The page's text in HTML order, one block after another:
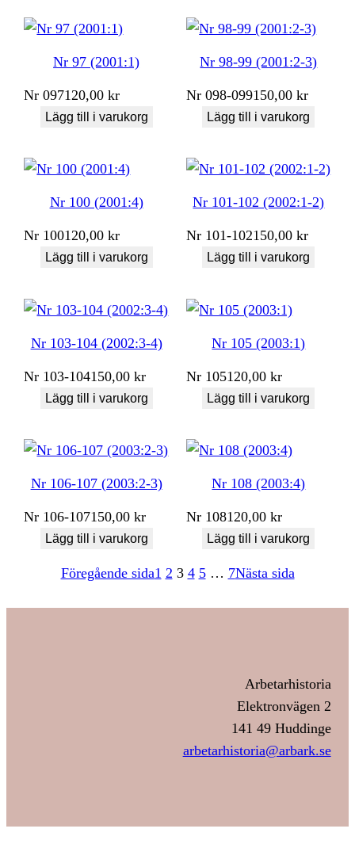
Nr 97 (2001:1)
Nr 097120,00kr
Lägg till i varukorg
Nr 98-99 (2001:2-3)
Nr 098-099150,00kr
Lägg till i varukorg
Nr 100 (2001:4)
Nr 100120,00kr
Lägg till i varukorg
Nr 101-102 (2002:1-2)
Nr 101-102150,00kr
Lägg till i varukorg
Nr 103-104 (2002:3-4)
Nr 103-104150,00kr
Lägg till i varukorg
Nr 105 (2003:1)
Nr 105120,00kr
Lägg till i varukorg
Nr 106-107 (2003:2-3)
Nr 106-107150,00kr
Lägg till i varukorg
Nr 108 (2003:4)
Nr 108120,00kr
Lägg till i varukorg
Föregående sida1 2 3 4 5 … 7Nästa sida
Arbetarhistoria
Elektronvägen 2
141 49 Huddinge
arbetarhistoria@arbark.se